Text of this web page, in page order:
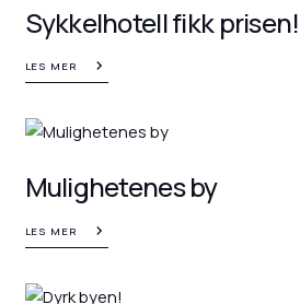
Sykkelhotell fikk prisen!
LES MER
Mulighetenes by
LES MER